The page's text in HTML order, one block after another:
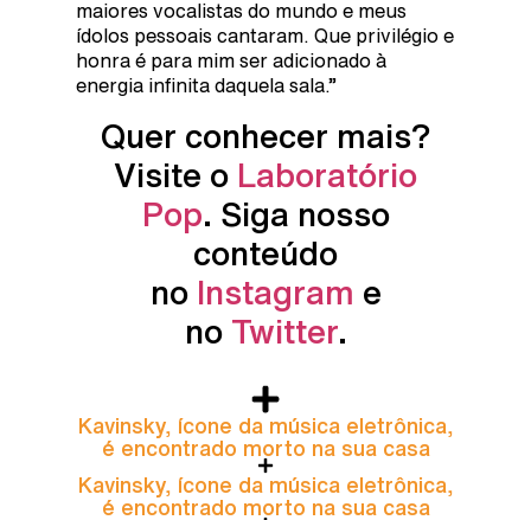
maiores vocalistas do mundo e meus
ídolos pessoais cantaram. Que privilégio e
honra é para mim ser adicionado à
energia infinita daquela sala.”
Quer conhecer mais?
Visite o Laboratório
Pop. Siga nosso
conteúdo
no Instagram e
no Twitter.
Kavinsky, ícone da música eletrônica,
é encontrado morto na sua casa
Kavinsky, ícone da música eletrônica,
é encontrado morto na sua casa